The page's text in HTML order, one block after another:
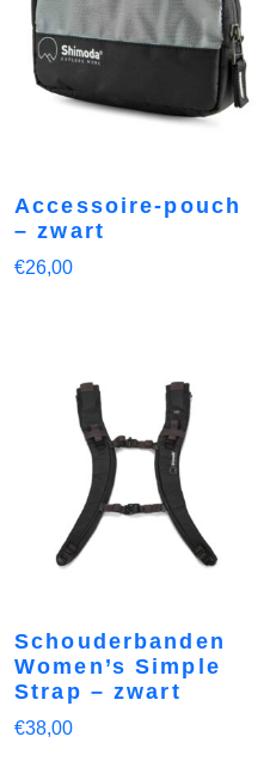
Accessoire-pouch
– zwart
€26,00
Schouderbanden
Women’s Simple
Strap – zwart
€38,00